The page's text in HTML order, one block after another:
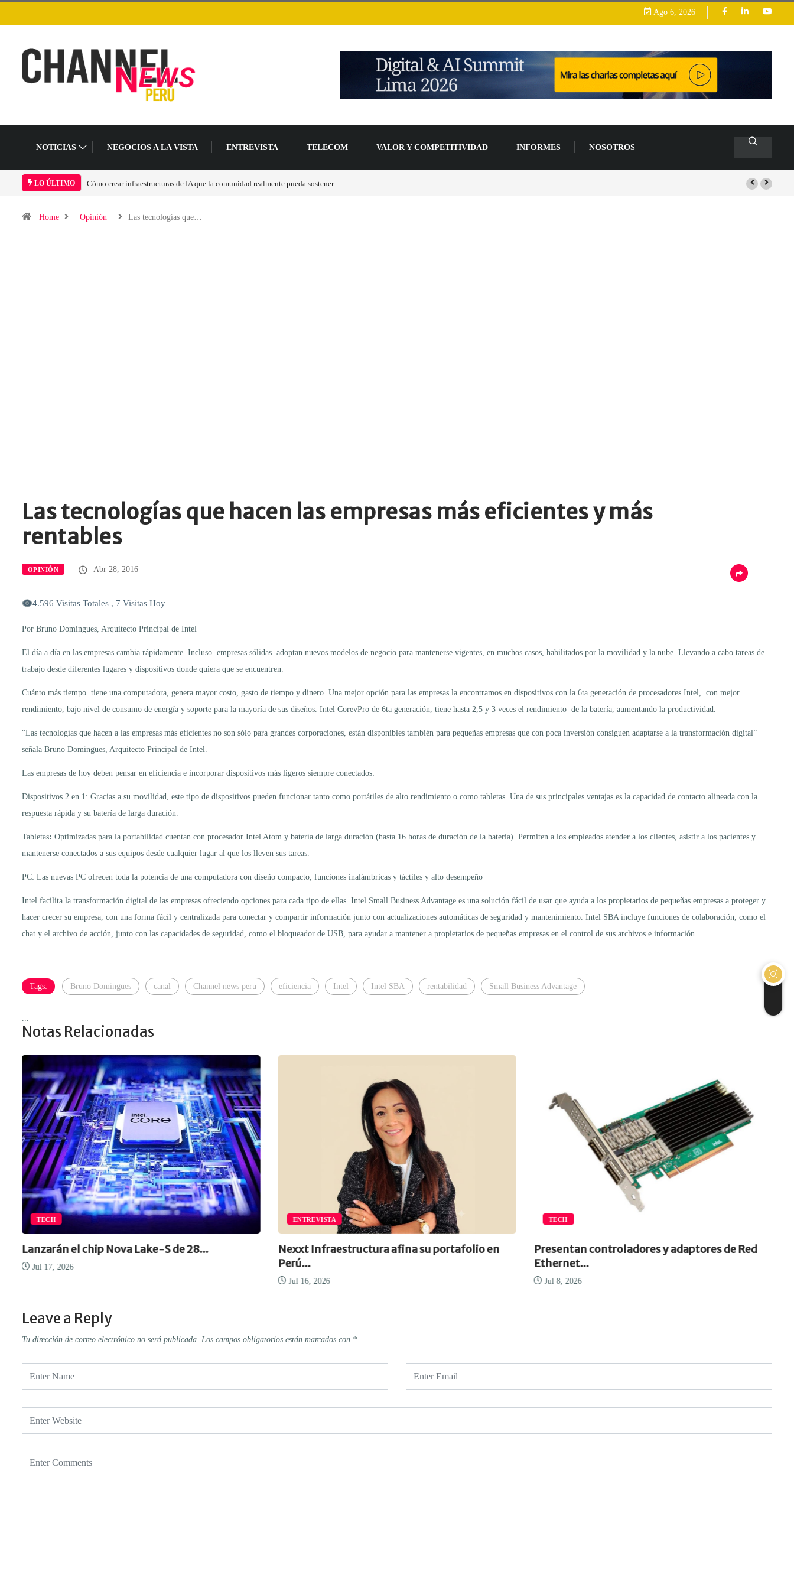
Ago 6, 2026
NOTICIAS NEGOCIOS A LA VISTA ENTREVISTA TELECOM VALOR Y COMPETITIVIDAD INFORMES NOSOTROS
LO ÚLTIMO Cómo crear infraestructuras de IA que la comunidad realmente pueda sostener
Home Opinión Las tecnologías que…
Las tecnologías que hacen las empresas más eficientes y más
rentables
OPINIÓN Abr 28, 2016
4.596 Visitas Totales , 7 Visitas Hoy
Por Bruno Domingues, Arquitecto Principal de Intel
El día a día en las empresas cambia rápidamente. Incluso empresas sólidas adoptan nuevos modelos de negocio para mantenerse vigentes, en muchos casos, habilitados por la movilidad y la nube. Llevando a cabo tareas de
trabajo desde diferentes lugares y dispositivos donde quiera que se encuentren.
Cuánto más tiempo tiene una computadora, genera mayor costo, gasto de tiempo y dinero. Una mejor opción para las empresas la encontramos en dispositivos con la 6ta generación de procesadores Intel, con mejor
rendimiento, bajo nivel de consumo de energía y soporte para la mayoría de sus diseños. Intel CorevPro de 6ta generación, tiene hasta 2,5 y 3 veces el rendimiento de la batería, aumentando la productividad.
“Las tecnologías que hacen a las empresas más eficientes no son sólo para grandes corporaciones, están disponibles también para pequeñas empresas que con poca inversión consiguen adaptarse a la transformación digital”
señala Bruno Domingues, Arquitecto Principal de Intel.
Las empresas de hoy deben pensar en eficiencia e incorporar dispositivos más ligeros siempre conectados:
Dispositivos 2 en 1: Gracias a su movilidad, este tipo de dispositivos pueden funcionar tanto como portátiles de alto rendimiento o como tabletas. Una de sus principales ventajas es la capacidad de contacto alineada con la
respuesta rápida y su batería de larga duración.
Tabletas: Optimizadas para la portabilidad cuentan con procesador Intel Atom y batería de larga duración (hasta 16 horas de duración de la batería). Permiten a los empleados atender a los clientes, asistir a los pacientes y
mantenerse conectados a sus equipos desde cualquier lugar al que los lleven sus tareas.
PC: Las nuevas PC ofrecen toda la potencia de una computadora con diseño compacto, funciones inalámbricas y táctiles y alto desempeño
Intel facilita la transformación digital de las empresas ofreciendo opciones para cada tipo de ellas. Intel Small Business Advantage es una solución fácil de usar que ayuda a los propietarios de pequeñas empresas a proteger y
hacer crecer su empresa, con una forma fácil y centralizada para conectar y compartir información junto con actualizaciones automáticas de seguridad y mantenimiento. Intel SBA incluye funciones de colaboración, como el
chat y el archivo de acción, junto con las capacidades de seguridad, como el bloqueador de USB, para ayudar a mantener a propietarios de pequeñas empresas en el control de sus archivos e información.
Tags: Bruno Domingues canal Channel news peru eficiencia Intel Intel SBA rentabilidad Small Business Advantage
Notas Relacionadas
TECH
Lanzarán el chip Nova Lake-S de 28...
Jul 17, 2026
ENTREVISTA
Nexxt Infraestructura afina su portafolio en
Perú...
Jul 16, 2026
TECH
Presentan controladores y adaptores de Red
Ethernet...
Jul 8, 2026
Leave a Reply
Tu dirección de correo electrónico no será publicada. Los campos obligatorios están marcados con *